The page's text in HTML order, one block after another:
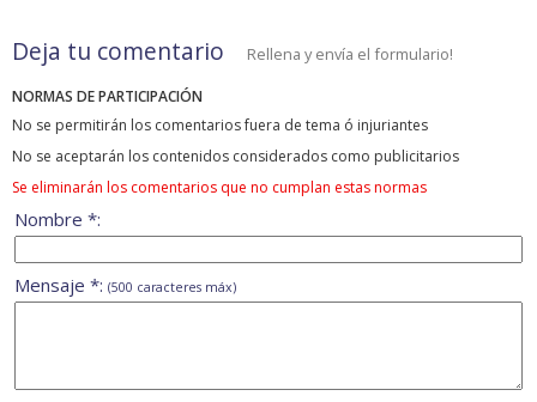
Deja tu comentario Rellena y envía el formulario!
NORMAS DE PARTICIPACIÓN
No se permitirán los comentarios fuera de tema ó injuriantes
No se aceptarán los contenidos considerados como publicitarios
Se eliminarán los comentarios que no cumplan estas normas
Nombre *:
Mensaje *: (500 caracteres máx)